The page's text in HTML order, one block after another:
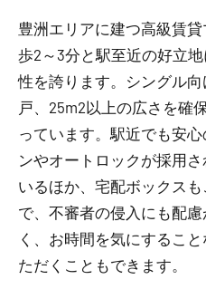
豊洲エリアに建つ高級賃
歩2～3分と駅至近の好立
性を誇ります。シングル
戸、25m2以上の広さを確
っています。駅近でも安
ンやオートロックが採用
いるほか、宅配ボックス
で、不審者の侵入にも配
く、お時間を気にするこ
ただくこともできます。